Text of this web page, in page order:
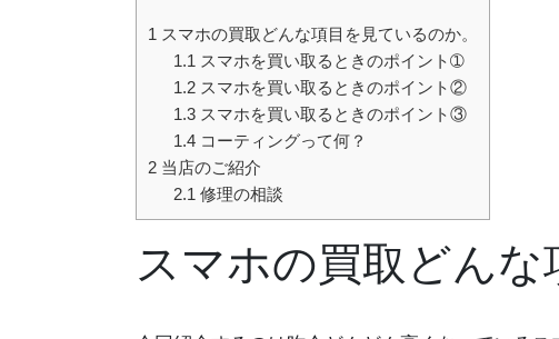
1 スマホの買取どんな項目を見ているのか。
1.1 スマホを買い取るときのポイント➀
1.2スマホを買い取るときのポイント②
1.3スマホを買い取るときのポイント③
1.4コーティングって何？
2 当店のご紹介
2.1 修理の相談
スマホの買取どんな